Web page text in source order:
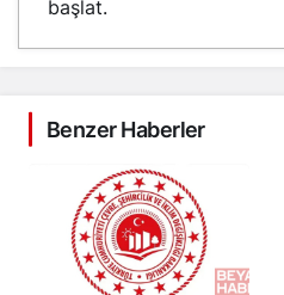
başlat.
Benzer Haberler